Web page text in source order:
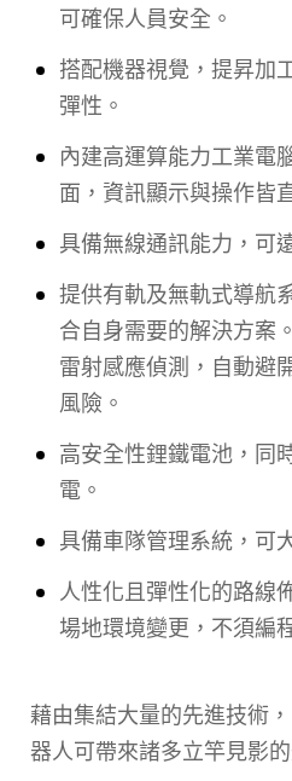
可確保人員安全。
搭配機器視覺，提昇加
彈性。
內建高運算能力工業電
面，資訊顯示與操作皆
具備無線通訊能力，可
提供有軌及無軌式導航
合自身需要的解決方案。
雷射感應偵測，自動避
風險。
高安全性鋰鐵電池，同
電。
具備車隊管理系統，可
人性化且彈性化的路線
場地環境變更，不須編
藉由集結大量的先進技術
器人可帶來諸多立竿見影的